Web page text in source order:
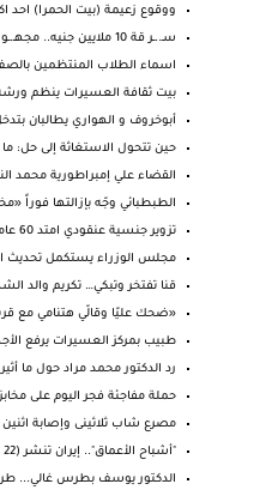
ووقوع زعيمة (بيت الحمرا) احد
سـ..ـر قة 10 ملايين جنيه.. مجهـ.ـو لون يقطعون الط...
اسماء الطلاب المنتظمين بالصف
بيت ثقافة العسيرات ينظم
أبوخروف و الهواري يطالبان
حين تتحول الاستغاثة إلى
القضاء علي إمبراطورية محمد
الطبطبائي وجّه بإزالتها فوراً
تزوير جنسية عنقودي امتد 60 عاماً... سقوط مئات السو...
مجلس الوزراء يستكمل تحديث
قنا تفتخر وتبكي… تكريم والد
«ضحك عليّا وقالّي هتنامي مع
طبيب بمركز العسيرات يرفع
رد الدكتور محمد مراد حول ما
حملة مفاجئة فجر اليوم على
مصرع شاب ثلاثينى وإصابة اثنين
"أشباح الأعماق".. إيران تنشر (22 غواصة) في مضيق هر...
الدكتور يوسف بطرس غالي...